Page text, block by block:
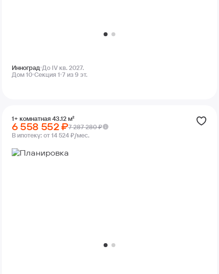
Инноград До IV кв. 2027.
Дом 10 Секция 1 7 из 9 эт.
1+ комнатная 43.12 м²
6 558 552 ₽7 287 280 ₽
В ипотеку:от 14 524 ₽/мес.